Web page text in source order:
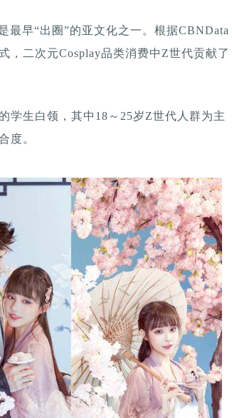
最早“出圈”的亚文化之一。根据CBNData
，二次元Cosplay品类消费中Z世代贡献了
学生白领，其中18～25岁Z世代人群为主
度。